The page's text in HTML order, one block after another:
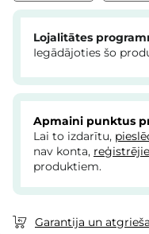
Lojalitātes
Iegādājoties šo
Apmaini punktus
Lai to izdarītu,
nav konta,
produktiem.
Garantija un